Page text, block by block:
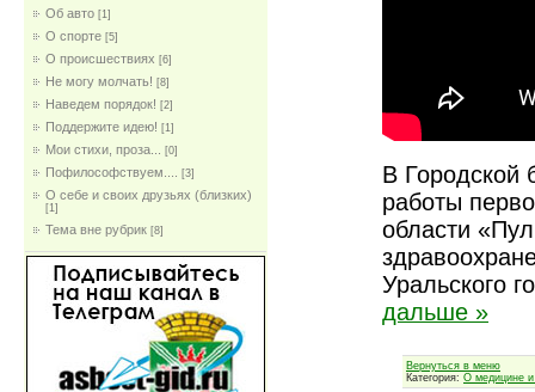
Об авто [1]
О спорте [5]
О происшествиях [6]
Не могу молчать! [8]
Наведем порядок! [2]
Поддержите идею! [1]
Мои стихи, проза... [0]
Пофилософствуем.... [3]
О себе и своих друзьях (близких)
[1]
Тема вне рубрик [8]
В Городской
работы
области
Уральского
дальше »
Вернуться в меню
Категория: О медицине и